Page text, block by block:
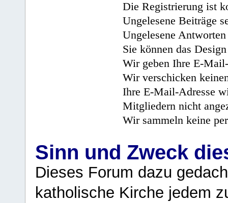
Die Registrierung ist
Ungelesene Beiträge
Ungelesene
Sie können das
Wir geben Ihre E-
Wir verschicken
Ihre E-Mail-Adresse
Mitgliedern nicht
Wir sammeln keine
Sinn und Zweck
Dieses Forum dazu
katholische Kirche jedem